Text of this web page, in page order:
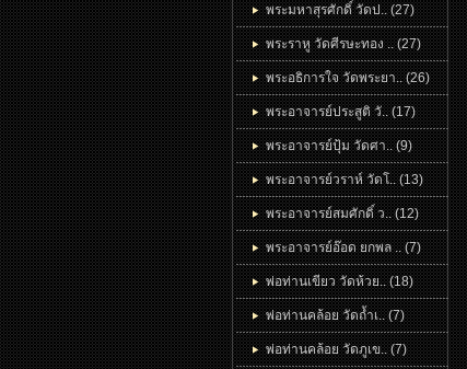
พระมหาสุรศักดิ์ วัดป.. (27)
พระราหู วัดศีรษะทอง .. (27)
พระอธิการใจ วัดพระยา.. (26)
พระอาจารย์ประสูติ วั.. (17)
พระอาจารย์ปุ้ม วัดศา.. (9)
พระอาจารย์วราห์ วัดโ.. (13)
พระอาจารย์สมศักดิ์ ว.. (12)
พระอาจารย์อ๊อด ยกพล .. (7)
พ่อท่านเขียว วัดห้วย.. (18)
พ่อท่านคล้อย วัดถ้ำเ.. (7)
พ่อท่านคล้อย วัดภูเข.. (7)